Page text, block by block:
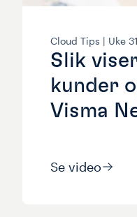
Cloud Tips | Uke 31
Slik
kunder
Visma
Se video